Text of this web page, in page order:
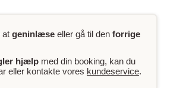
at geninlæse eller gå til den forrige
hjælp med din booking, kan du
eller kontakte vores kundeservice.